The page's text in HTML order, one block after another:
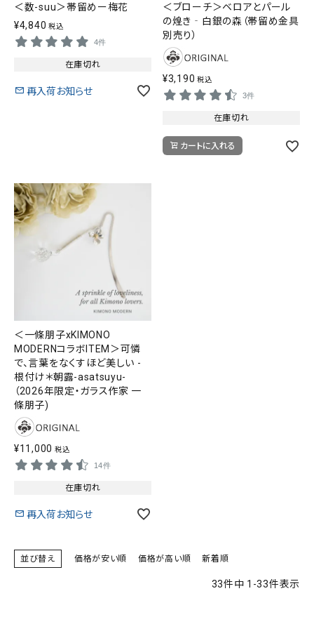
＜数-suu＞帯留めー梅花
¥4,840 税込
4件
在庫切れ
再入荷お知らせ
＜ブローチ＞ベロアとパール
の煌き‐白銀の森（帯留め金具
別売り）
¥3,190 税込
3件
在庫切れ
カートに入れる
＜一條朋子xKIMONO
MODERNコラボITEM＞可憐
で、言葉をなくすほど美しい -
根付け＊朝露-asatsuyu-
（2026年限定・ガラス作家 一
條朋子)
¥11,000 税込
14件
在庫切れ
再入荷お知らせ
並び替え 価格が安い順 価格が高い順 新着順
33件中 1 -33件表示